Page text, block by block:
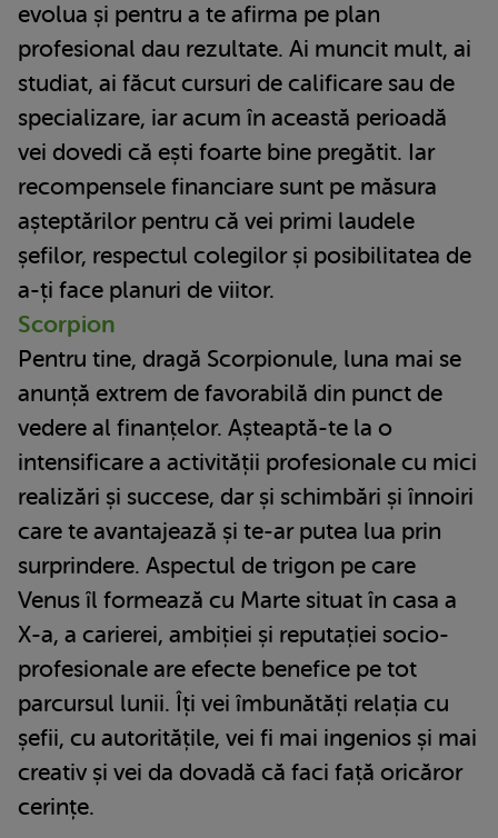
evolua și pentru a te afirma pe plan
profesional dau rezultate. Ai muncit mult, ai
studiat, ai făcut cursuri de calificare sau de
specializare, iar acum în această perioadă
vei dovedi că ești foarte bine pregătit. Iar
recompensele financiare sunt pe măsura
așteptărilor pentru că vei primi laudele
șefilor, respectul colegilor și posibilitatea de
a-ți face planuri de viitor.
Scorpion
Pentru tine, dragă Scorpionule, luna mai se
anunță extrem de favorabilă din punct de
vedere al finanțelor. Așteaptă-te la o
intensificare a activității profesionale cu mici
realizări și succese, dar și schimbări și înnoiri
care te avantajează și te-ar putea lua prin
surprindere. Aspectul de trigon pe care
Venus îl formează cu Marte situat în casa a
X-a, a carierei, ambiției și reputației socio-
profesionale are efecte benefice pe tot
parcursul lunii. Îți vei îmbunătăți relația cu
șefii, cu autoritățile, vei fi mai ingenios și mai
creativ și vei da dovadă că faci față oricăror
cerințe.